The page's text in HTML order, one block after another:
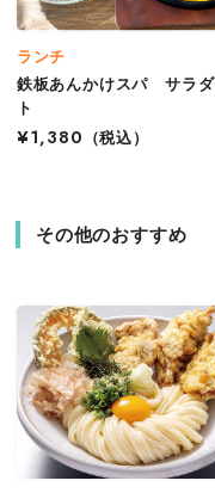
ランチ
鉄板あんかけスパ サラダ
ト
¥1,380
（税込）
その他のおすすめ